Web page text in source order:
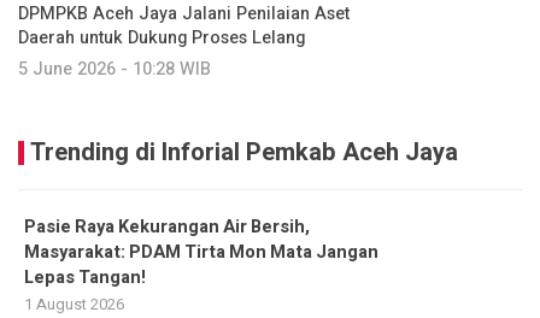
DPMPKB Aceh Jaya Jalani Penilaian Aset
Daerah untuk Dukung Proses Lelang
5 June 2026 - 10:28 WIB
Trending di Inforial Pemkab Aceh Jaya
Pasie Raya Kekurangan Air Bersih,
Masyarakat: PDAM Tirta Mon Mata Jangan
Lepas Tangan!
1 August 2026